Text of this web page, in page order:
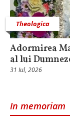
Theologica
Adormirea
al lui
31 Iul, 2026
In memoriam